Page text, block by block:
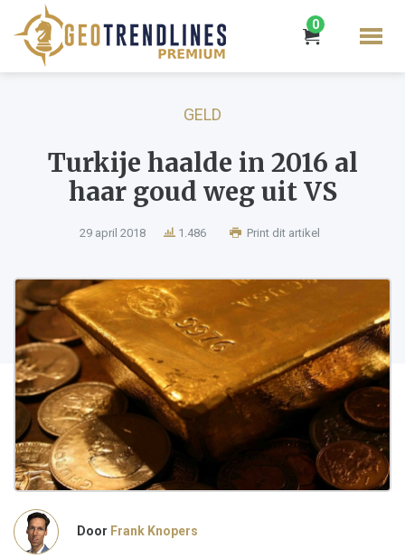
0
GELD
Turkije haalde in 2016 al
haar goud weg uit VS
29 april 2018 1.486 Print dit artikel
Door Frank Knopers